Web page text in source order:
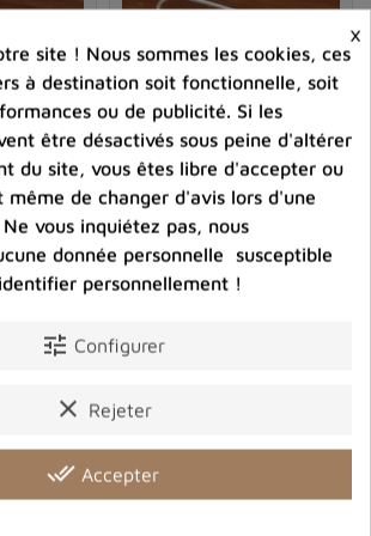
semi-
Pyrite
Boucles d'oreilles ovales
Turquoise sur Pyrite
×
site ! Nous sommes les cookies, ces
à destination soit fonctionnelle, soit
ou de publicité. Si les
être désactivés sous peine d'altérer
du site, vous êtes libre d'accepter ou
même de changer d'avis lors d'une
vous inquiétez pas, nous
donnée personnelle susceptible
personnellement !
tune Configurer
clear Rejeter
done_all Accepter